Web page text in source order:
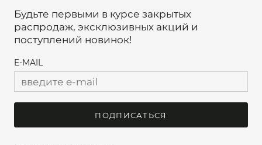
Будьте первыми в курсе закрытых
распродаж, эксклюзивных акций и
поступлений новинок!
E-MAIL
ПОДПИСАТЬСЯ